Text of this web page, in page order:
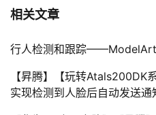
相关文章
行人检测和跟踪
【昇腾】【玩转
实现检测到人脸后自动发送通